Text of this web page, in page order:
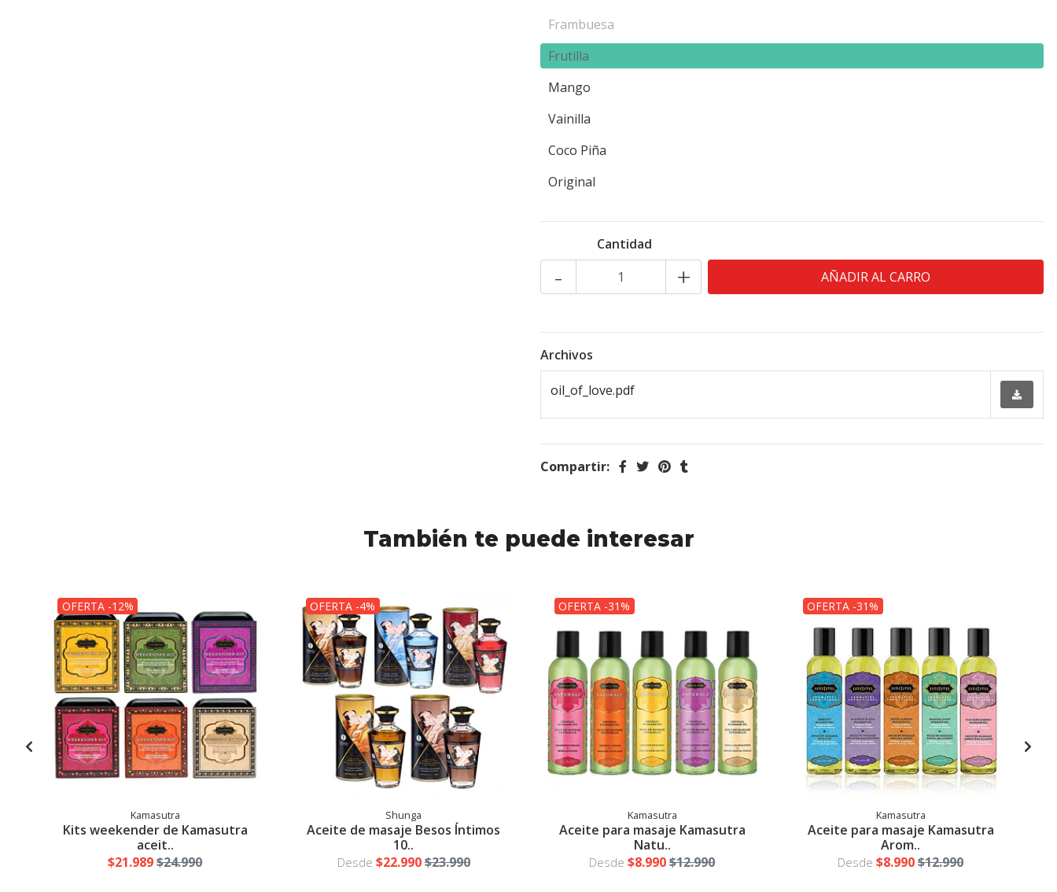
Frambuesa
Frutilla
Mango
Vainilla
Coco Piña
Original
Cantidad
- +
Archivos
oil_of_love.pdf
Compartir:
También te puede interesar
OFERTA -12%
Kamasutra
Kits weekender de Kamasutra
aceit..
$21.989 $24.990
OFERTA -4%
Shunga
Aceite de masaje Besos Íntimos
10..
Desde $22.990$23.990
OFERTA -31%
Kamasutra
Aceite para masaje Kamasutra
Natu..
Desde$8.990$12.990
OFERTA -31%
Kamasutra
Aceite para masaje Kamasutra
Arom..
Desde$8.990$12.990